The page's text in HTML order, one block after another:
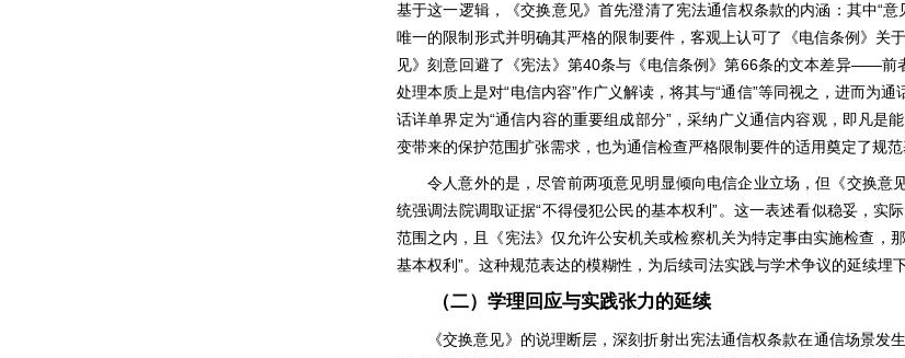
基于这一逻辑，《交换意见》首先澄清了宪法通信权条款的内涵：其中“意
唯一的限制形式并明确其严格的限制要件，客观上认可了《电信条例》关
见》刻意回避了《宪法》第40条与《电信条例》第66条的文本差异——前
处理本质上是对“电信内容”作广义解读，将其与“通信”等同视之，进而为通
话详单界定为“通信内容的重要组成部分”，采纳广义通信内容观，即凡是
变带来的保护范围扩张需求，也为通信检查严格限制要件的适用奠定了规范
令人意外的是，尽管前两项意见明显倾向电信企业立场，但《交换意
统强调法院调取证据“不得侵犯公民的基本权利”。这一表述看似稳妥，实
范围之内，且《宪法》仅允许公安机关或检察机关为特定事由实施检查，
基本权利 ”。这种规范表达的模糊性，为后续司法实践与学术争议的延续埋下
（二）学理回应与实践张力的延续
《交换意见》的说理断层，深刻折射出宪法通信权条款在通信场景